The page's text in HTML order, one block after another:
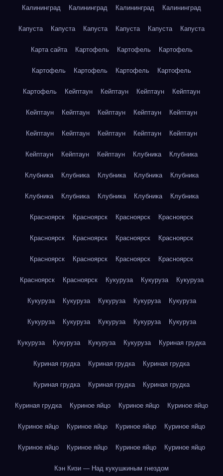
Калининград Калининград Калининград Калининград
Капуста Капуста Капуста Капуста Капуста Капуста
Карта сайта Картофель Картофель Картофель
Картофель Картофель Картофель Картофель
Картофель Кейптаун Кейптаун Кейптаун Кейптаун
Кейптаун Кейптаун Кейптаун Кейптаун Кейптаун
Кейптаун Кейптаун Кейптаун Кейптаун Кейптаун
Кейптаун Кейптаун Кейптаун Клубника Клубника
Клубника Клубника Клубника Клубника Клубника
Клубника Клубника Клубника Клубника Клубника
Красноярск Красноярск Красноярск Красноярск
Красноярск Красноярск Красноярск Красноярск
Красноярск Красноярск Красноярск Красноярск
Красноярск Красноярск Кукуруза Кукуруза Кукуруза
Кукуруза Кукуруза Кукуруза Кукуруза Кукуруза
Кукуруза Кукуруза Кукуруза Кукуруза Кукуруза
Кукуруза Кукуруза Кукуруза Кукуруза Куриная грудка
Куриная грудка Куриная грудка Куриная грудка
Куриная грудка Куриная грудка Куриная грудка
Куриная грудка Куриное яйцо Куриное яйцо Куриное яйцо
Куриное яйцо Куриное яйцо Куриное яйцо Куриное яйцо
Куриное яйцо Куриное яйцо Куриное яйцо Куриное яйцо
Кэн Кизи — Над кукушкиным гнездом